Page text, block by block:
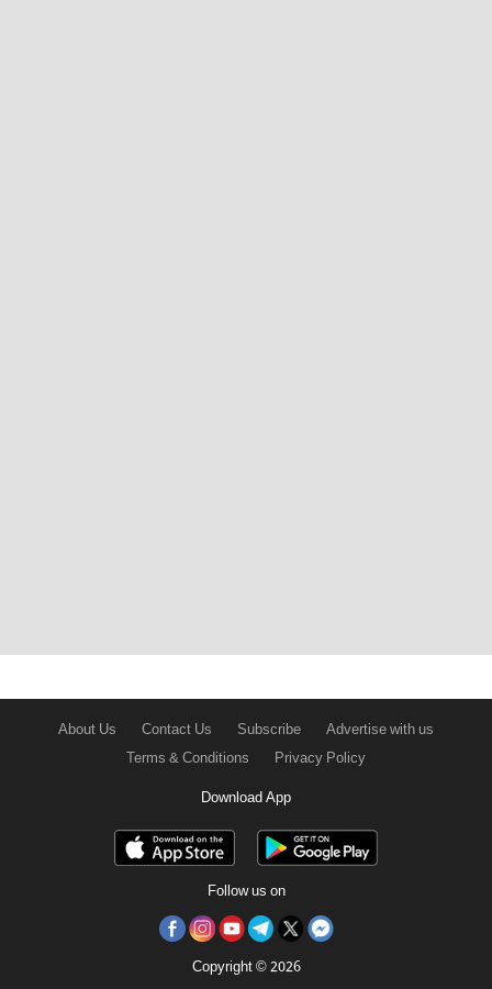
About Us Contact Us Subscribe
Advertise with us
Terms & Conditions
Privacy Policy
Download App
Follow us on
Copyright © 2026